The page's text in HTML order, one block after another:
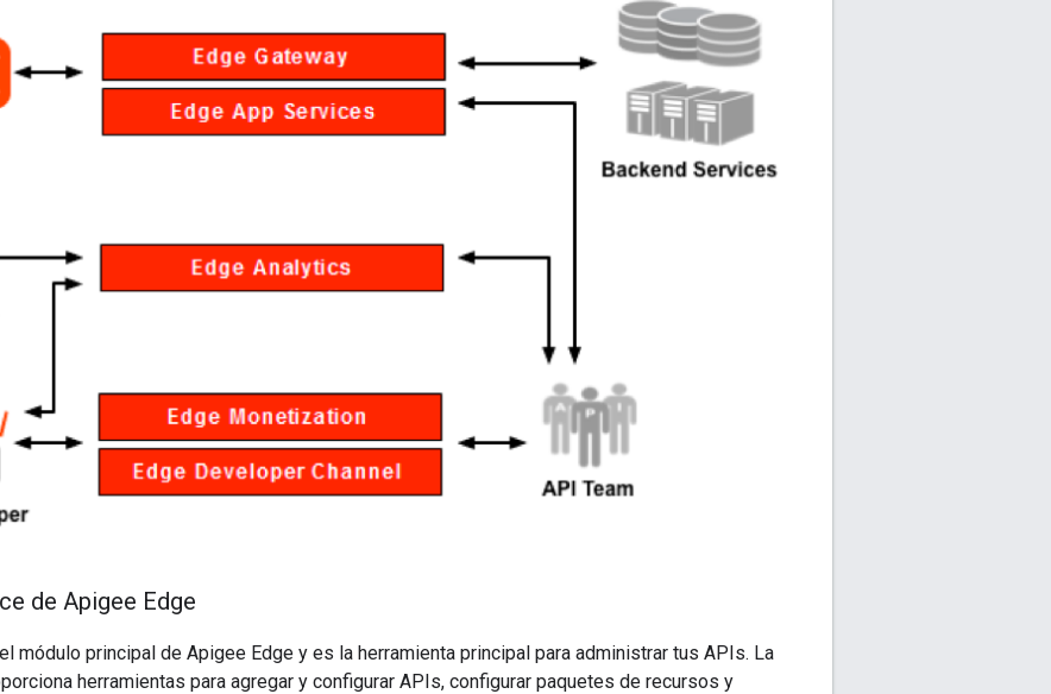
de Apigee Edge
módulo principal de Apigee Edge y es la herramienta principal para administrar tus APIs. La
herramientas para agregar y configurar APIs, configurar paquetes de recursos y